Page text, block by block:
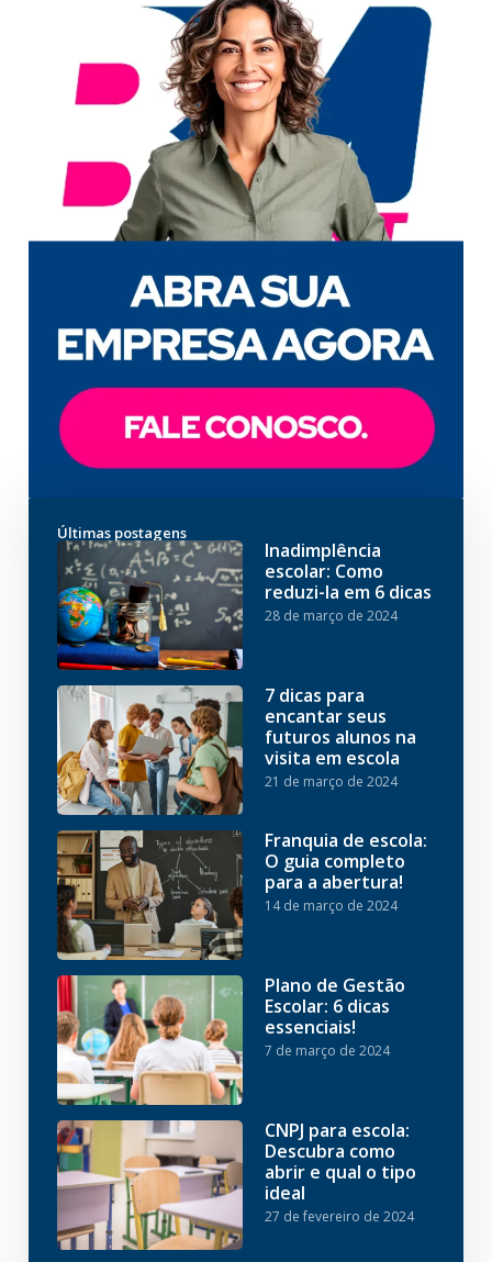
Últimas postagens
Inadimplência
escolar: Como
reduzi-la em 6 dicas
28 de março de 2024
7 dicas para
encantar seus
futuros alunos na
visita em escola
21 de março de 2024
Franquia de escola:
O guia completo
para a abertura!
14 de março de 2024
Plano de Gestão
Escolar: 6 dicas
essenciais!
7 de março de 2024
CNPJ para escola:
Descubra como
abrir e qual o tipo
ideal
27 de fevereiro de 2024